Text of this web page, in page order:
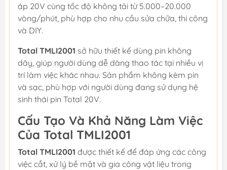
áp 20V cùng tốc độ không tải từ 5.000–20.000
vòng/phút, phù hợp cho nhu cầu sửa chữa, thi công
và DIY.
Total TMLI2001 sở hữu thiết kế dùng pin không
dây, giúp người dùng dễ dàng thao tác tại nhiều vị
trí làm việc khác nhau. Sản phẩm không kèm pin
và sạc, phù hợp với người dùng đang sử dụng hệ
sinh thái pin Total 20V.
Cấu Tạo Và Khả Năng Làm Việc
Của Total TMLI2001
Total TMLI2001 được thiết kế để đáp ứng các công
việc cắt, xử lý bề mặt và gia công vật liệu trong